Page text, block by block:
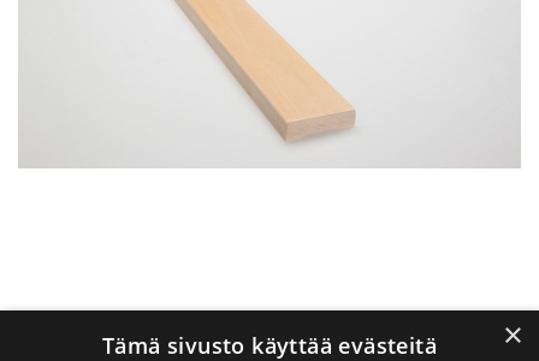
×
Tämä sivusto käyttää evästeitä